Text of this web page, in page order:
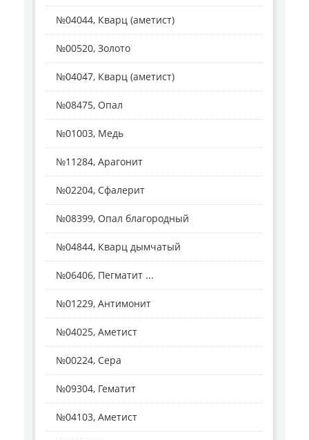
№04044, Кварц (аметист)
№00520, Золото
№04047, Кварц (аметист)
№08475, Опал
№01003, Медь
№11284, Арагонит
№02204, Сфалерит
№08399, Опал благородный
№04844, Кварц дымчатый
№06406, Пегматит ...
№01229, Антимонит
№04025, Аметист
№00224, Сера
№09304, Гематит
№04103, Аметист